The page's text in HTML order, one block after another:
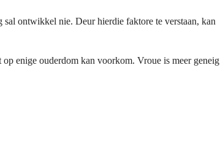
ontwikkel nie. Deur hierdie faktore te verstaan, kan
enige ouderdom kan voorkom. Vroue is meer geneig